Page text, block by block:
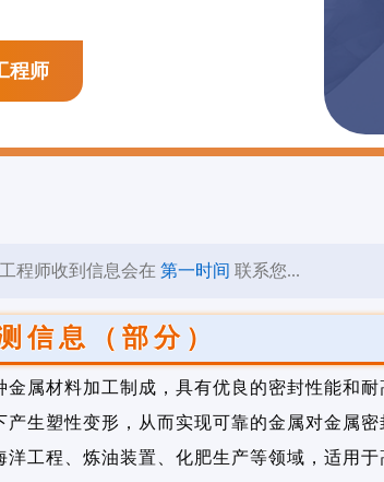
程师
程师收到信息会在第一时间 联系您...
信息（部分）
属材料加工制成，具有优良的密封性能和
生塑性变形，从而实现可靠的金属对金属密
工程、炼油装置、化肥生产等领域，适用